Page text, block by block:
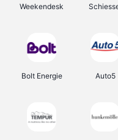
Weekendesk
Bolt Energie Auto5